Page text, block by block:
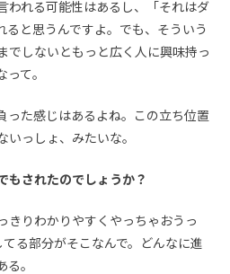
われる可能性はあるし、「それはダ
ると思うんですよ。でも、そういう
でしないともっと広く人に興味持っ
て。
った感じはあるよね。この立ち位置
いっしょ、みたいな。
されたのでしょうか？
きりわかりやすくやっちゃおうっ
る部分がそこなんで。どんなに進
。